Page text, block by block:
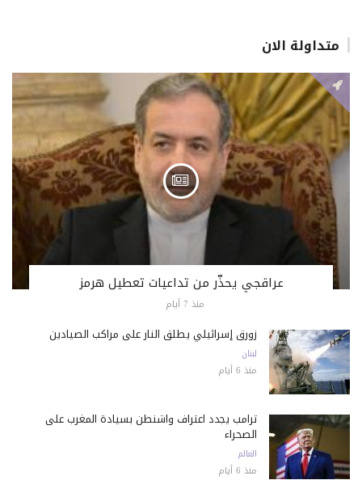
متداولة الان
عراقجي يحذّر من تداعيات تعطيل هرمز
منذ 7 أيام
زورق إسرائيلي يطلق النار على مراكب الصيادين
لبنان
منذ 6 أيام
ترامب يجدد اعتراف واشنطن بسيادة المغرب على
الصحراء
العالم
منذ 6 أيام